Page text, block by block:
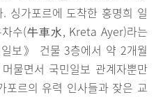
싱가포르에 도착한 홍명희 일
수(牛車水, Kreta Ayer)라는
보》 건물 3층에서 약 2개월
물면서 국민일보 관계자뿐만
포르의 유력 인사들과 잦은 교